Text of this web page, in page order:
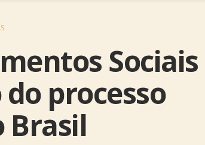
Sociais
processo
Brasil